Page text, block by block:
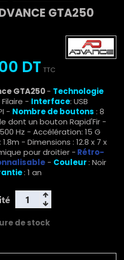
GTA250
DT TTC
GTA250- Technologie
Filaire - Interface: USB
- Nombre de boutons : 8
dont un bouton Rapid'Fir -
Hz - Accélération: 15 G
: 1.8m - Dimensions : 12.8 x 7 x
pour droitier - Rétro-
- Couleur: Noir
: 1 an
de stock